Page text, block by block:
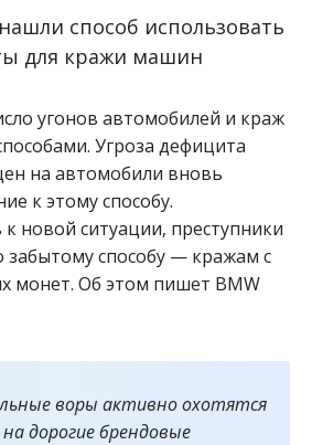
способ использовать
для кражи машин
угонов автомобилей и краж
Угроза дефицита
на автомобили вновь
к этому способу.
к новой ситуации, преступники
забытому способу — кражам с
Об этом пишет BMW
воры активно охотятся
дорогие брендовые